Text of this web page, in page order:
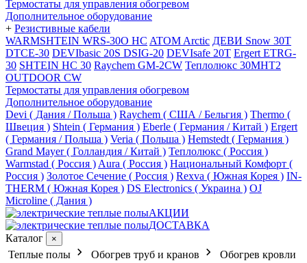
Термостаты для управления обогревом
Дополнительное оборудование
+ Резистивные кабели
WARMSHTEIN WRS-30O HC ATOM Arctic ДЕВИ Snow 30T
DTCE-30 DEVIbasic 20S DSIG-20 DEVIsafe 20T Ergert ETRG-
30 SHTEIN HC 30 Raychem GM-2CW Теплолюкс 30МНТ2
OUTDOOR CW
Термостаты для управления обогревом
Дополнительное оборудование
Devi ( Дания / Польша ) Raychem ( США / Бельгия ) Thermo (
Швеция ) Shtein ( Германия ) Eberle ( Германия / Китай ) Ergert
( Германия / Польша ) Veria ( Польша ) Hemstedt ( Германия )
Grand Mayer ( Голландия / Китай ) Теплолюкс ( Россия )
Warmstad ( Россия ) Aura ( Россия ) Национальный Комфорт (
Россия ) Золотое Сечение ( Россия ) Rexva ( Южная Корея ) IN-
THERM ( Южная Корея ) DS Electronics ( Украина ) OJ
Microline ( Дания )
АКЦИИ
ДОСТАВКА
Каталог
×
Теплые полы Обогрев труб и кранов
Обогрев кровли